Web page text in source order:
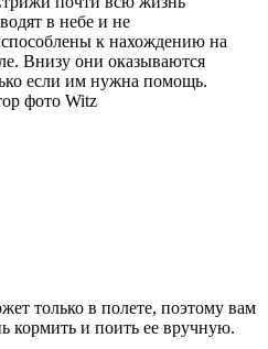
только в полете, поэтому вам
кормить и поить ее вручную.